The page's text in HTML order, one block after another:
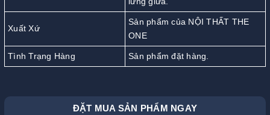
Xuất Xứ
Sản phẩm của NỘI THẤT THE
ONE
Tình Trạng Hàng Sản phẩm đặt hàng.
ĐẶT MUA SẢN PHẨM NGAY